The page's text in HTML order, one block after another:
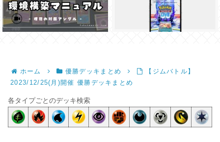
ホーム 優勝デッキまとめ
【ジムバトル】
2023/12/25(月)開催 優勝デッキまとめ
各タイプごとのデッキ検索